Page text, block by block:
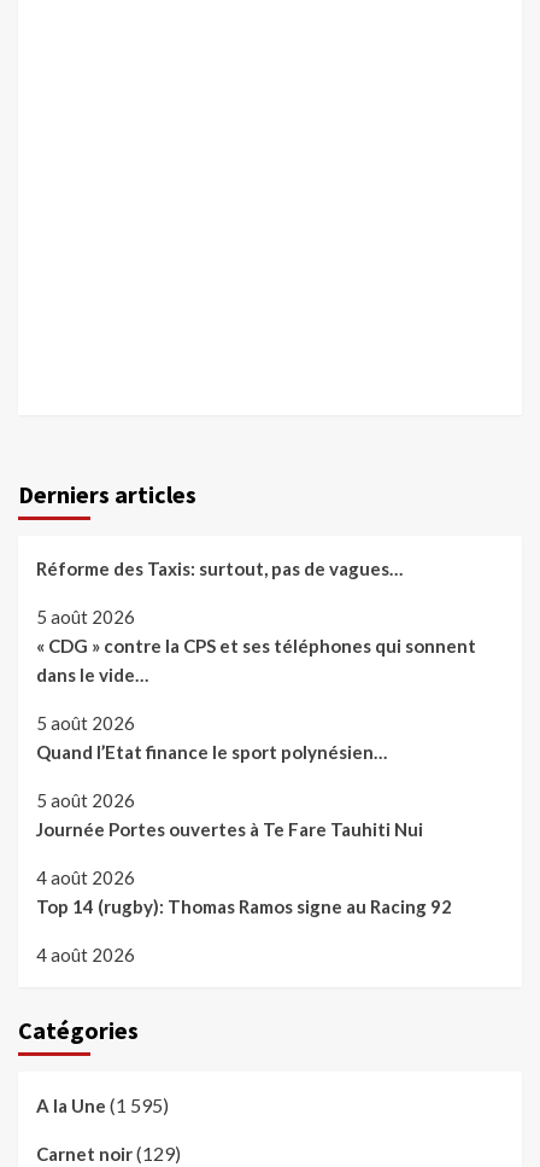
Derniers articles
Réforme des Taxis: surtout, pas de vagues…
5 août 2026
« CDG » contre la CPS et ses téléphones qui sonnent
dans le vide…
5 août 2026
Quand l’Etat finance le sport polynésien…
5 août 2026
Journée Portes ouvertes à Te Fare Tauhiti Nui
4 août 2026
Top 14 (rugby): Thomas Ramos signe au Racing 92
4 août 2026
Catégories
A la Une (1 595)
Carnet noir(129)